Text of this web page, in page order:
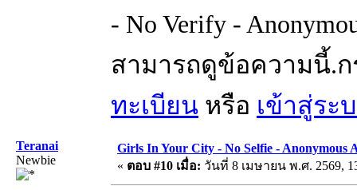
- No Verify -
สามารถดูข้อความนี้.
ทะเบียน หรือ เข้าสู่ระ
Teranai
Newbie
Girls In Your City - No Selfie - Anonymous
« ตอบ #10 เมื่อ: วันที่ 8 เมษายน พ.ศ. 2569,